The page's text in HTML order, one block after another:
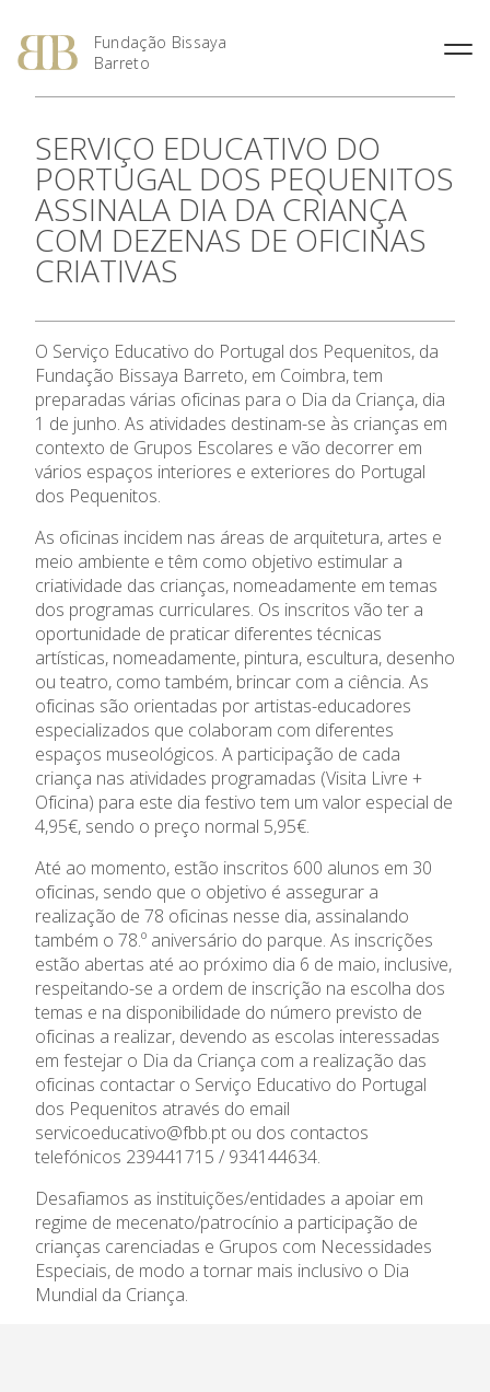
Fundação Bissaya
Barreto
Percurso Académico e
Profissional
A Obra Social
Homenagens e Distinções
Públicas
Áreas de Intervenção
Relatório de Atividades e
Contas
Apoios Financeiros do
Estado
Conselho de Administração
Comissão Executiva
Conselho Fiscal
Conselho de Curadores
Colaboradores
Organigrama
Áreas de Intervenção
Serviço Domiciliário de
Coimbra
Proximus – Cuidados
Domiciliários
Centro Geriátrico Luís Viegas
Nascimento
Violência Doméstica
Serviço Educativo do Portugal
dos Pequenitos
Casa Museu Bissaya Barreto
Centro de Documentação
Parcerias Sociais
Prémios
O Prémio Bissaya Barreto de
Literatura Para a Infância
Regulamento
Obras Premiadas
O Prémio Nuno Viegas
Nascimento
Prémio 2018: Edição
Especial, Área Social
Prémio 2012: Cultura
Cidadania
Prémio 2010: A Inovação na
Promoção Social
Prémio 2009: Educar para
Criar: da Escola à
Universidade
Emprego
Concursos
Agenda
Notícias
SERVIÇO EDUCATIVO DO
PORTUGAL DOS PEQUENITOS
ASSINALA DIA DA CRIANÇA
COM DEZENAS DE OFICINAS
CRIATIVAS
O Serviço Educativo do Portugal dos Pequenitos, da
Fundação Bissaya Barreto, em Coimbra, tem
preparadas várias oficinas para o Dia da Criança, dia
1 de junho. As atividades destinam-se às crianças em
contexto de Grupos Escolares e vão decorrer em
vários espaços interiores e exteriores do Portugal
dos Pequenitos.
As oficinas incidem nas áreas de arquitetura, artes e
meio ambiente e têm como objetivo estimular a
criatividade das crianças, nomeadamente em temas
dos programas curriculares. Os inscritos vão ter a
oportunidade de praticar diferentes técnicas
artísticas, nomeadamente, pintura, escultura, desenho
ou teatro, como também, brincar com a ciência. As
oficinas são orientadas por artistas-educadores
especializados que colaboram com diferentes
espaços museológicos. A participação de cada
criança nas atividades programadas (Visita Livre +
Oficina) para este dia festivo tem um valor especial de
4,95€, sendo o preço normal 5,95€.
Até ao momento, estão inscritos 600 alunos em 30
oficinas, sendo que o objetivo é assegurar a
realização de 78 oficinas nesse dia, assinalando
também o 78.º aniversário do parque. As inscrições
estão abertas até ao próximo dia 6 de maio, inclusive,
respeitando-se a ordem de inscrição na escolha dos
temas e na disponibilidade do número previsto de
oficinas a realizar, devendo as escolas interessadas
em festejar o Dia da Criança com a realização das
oficinas contactar o Serviço Educativo do Portugal
dos Pequenitos através do email
servicoeducativo@fbb.pt ou dos contactos
telefónicos 239441715 / 934144634.
Desafiamos as instituições/entidades a apoiar em
regime de mecenato/patrocínio a participação de
crianças carenciadas e Grupos com Necessidades
Especiais, de modo a tornar mais inclusivo o Dia
Mundial da Criança.